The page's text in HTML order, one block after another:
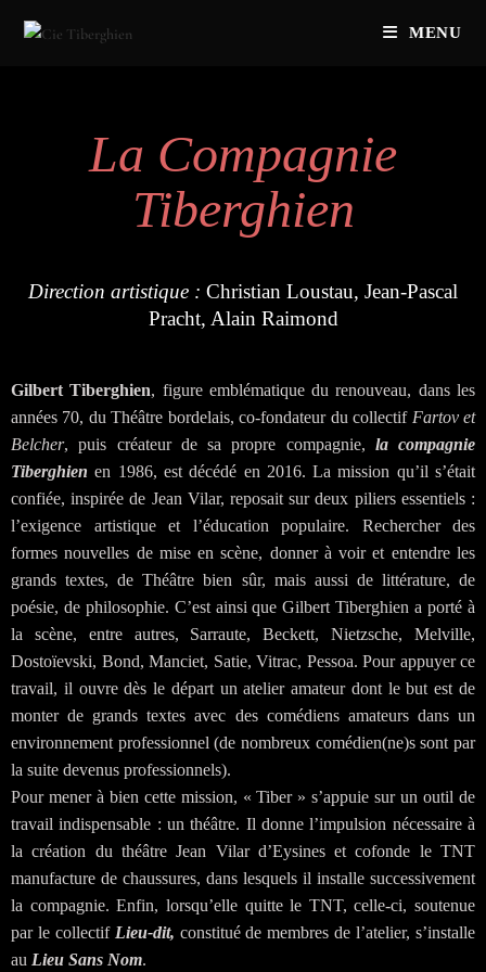
MENU
La Compagnie
Tiberghien
Direction artistique : Christian Loustau, Jean-Pascal
Pracht, Alain Raimond
Gilbert Tiberghien, figure emblématique du renouveau, dans les
années 70, du Théâtre bordelais, co-fondateur du collectif Fartov et
Belcher, puis créateur de sa propre compagnie, la compagnie
Tiberghienen 1986, est décédé en 2016. La mission qu’il s’était
confiée, inspirée de Jean Vilar, reposait sur deux piliers essentiels :
l’exigence artistique et l’éducation populaire. Rechercher des
formes nouvelles de mise en scène, donner à voir et entendre les
grands textes, de Théâtre bien sûr, mais aussi de littérature, de
poésie, de philosophie. C’est ainsi que Gilbert Tiberghien a porté à
la scène, entre autres, Sarraute, Beckett, Nietzsche, Melville,
Dostoïevski, Bond, Manciet, Satie, Vitrac, Pessoa. Pour appuyer ce
travail, il ouvre dès le départ un atelier amateur dont le but est de
monter de grands textes avec des comédiens amateurs dans un
environnement professionnel (de nombreux comédien(ne)s sont par
la suite devenus professionnels).
Pour mener à bien cette mission, « Tiber » s’appuie sur un outil de
travail indispensable : un théâtre. Il donne l’impulsion nécessaire à
la création du théâtre Jean Vilar d’Eysines et cofonde le TNT
manufacture de chaussures, dans lesquels il installe successivement
la compagnie. Enfin, lorsqu’elle quitte le TNT, celle-ci, soutenue
par le collectif Lieu-dit, constitué de membres de l’atelier, s’installe
au Lieu Sans Nom.